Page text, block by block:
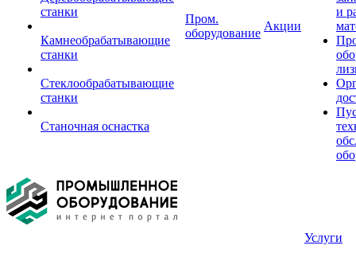
станки
Камнеобрабатывающие
станки
Стеклообрабатывающие
станки
Станочная оснастка
Пром.
оборудование
Акции
и
Услуги